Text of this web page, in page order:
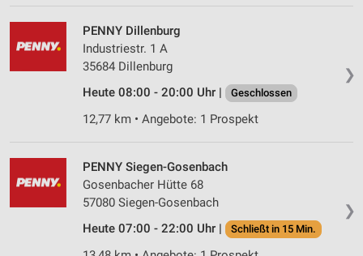
❯
PENNY Dillenburg
Industriestr. 1 A
35684 Dillenburg
Heute 08:00 - 20:00 Uhr |
Geschlossen
12,77 km • Angebote: 1 Prospekt
❯
PENNY Siegen-Gosenbach
Gosenbacher Hütte 68
57080 Siegen-Gosenbach
Heute 07:00 - 22:00 Uhr |
Schließt in 15 Min.
Quellen
Entwicklung und Verbesserung der Angebote
Verwendung reduzierter Daten zur Auswahl von
IAB-Besonderheiten:
Geräte anhand von aktiv angeforderten
Informationen identifizieren
Nicht-IAB-Verarbeitungszwecke: